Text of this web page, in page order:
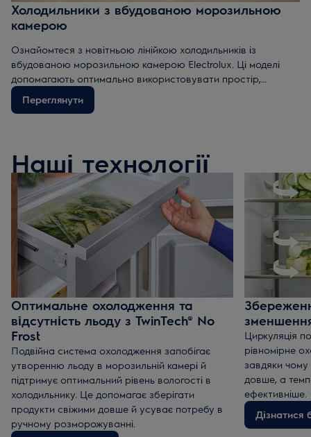
Холодильники з вбудованою морозильною
камерою
Ознайомтеся з новітньою лінійкою холодильників із
вбудованою морозильною камерою Electrolux. Ці моделі
допомагають оптимально використовувати простір,
зменшувати харчові відходи, зберігати поживні речовини та
забезпечують легкий доступ до продуктів. Серед інновацій
Переглянути
Наші технології
Оптимальне охолодження та
відсутність льоду з TwinTech® No
Frost
Подвійна система охолодження запобігає
утворенню льоду в морозильній камері й
підтримує оптимальний рівень вологості в
холодильнику. Це допомагає зберігати
продукти свіжими довше й усуває потребу в
ручному розморожуванні.
Циркуляція
рівномірне
завдяки
довше, а
ефективніше.
Дізнатися